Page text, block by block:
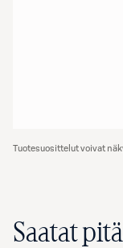
Tuotesuosittelut voivat
Saatat